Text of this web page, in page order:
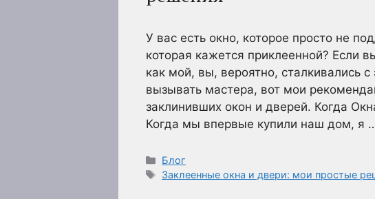
У вас есть окно, которое просто не
которая кажется приклеенной? Если
как мой, вы, вероятно, сталкивались
вызывать мастера, вот мои
заклинивших окон и дверей. Когда
Когда мы впервые купили наш дом, я
Рубрики
Блог
Метки
Заклеенные окна и двери: мои простые